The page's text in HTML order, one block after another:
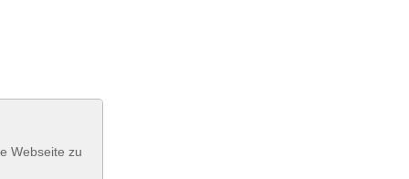
Webseite zu